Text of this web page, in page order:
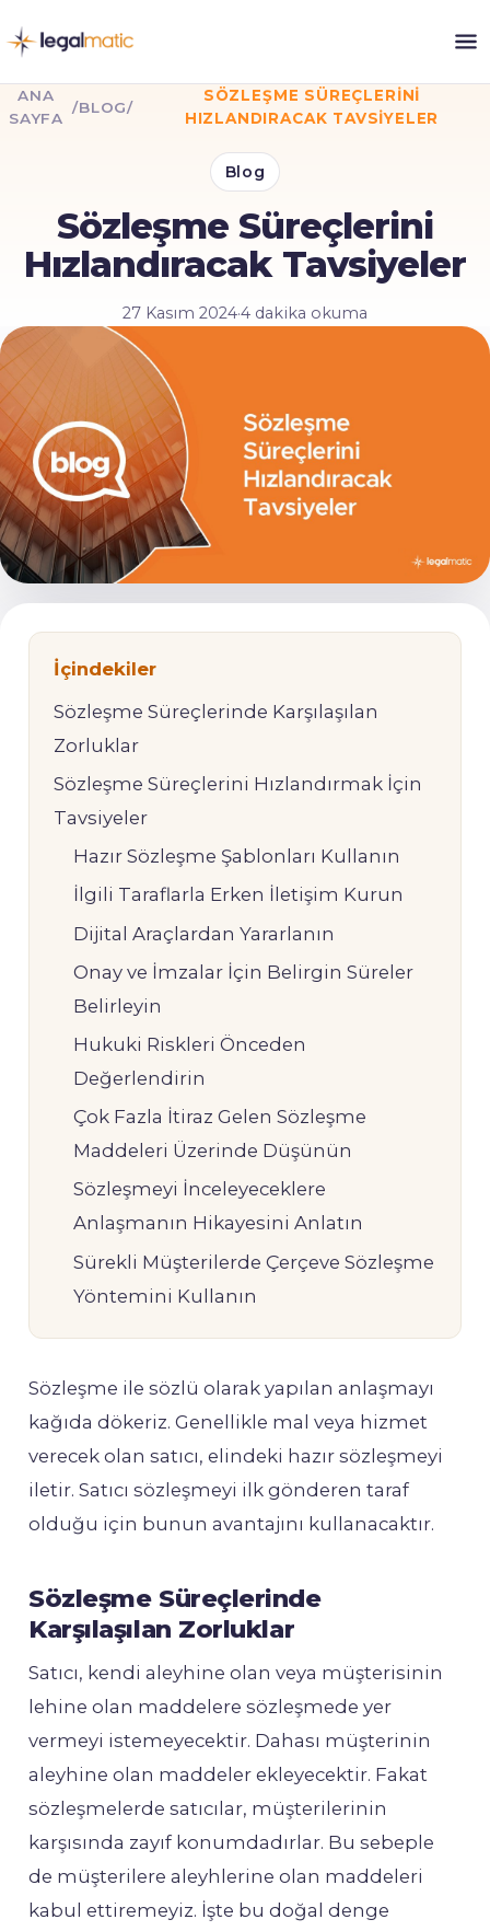
ANA
SAYFA
/BLOG/
SÖZLEŞME SÜREÇLERINI
HIZLANDIRACAK TAVSIYELER
Blog
Sözleşme Süreçlerini
Hızlandıracak Tavsiyeler
27 Kasım 2024·4 dakika okuma
İçindekiler
Sözleşme Süreçlerinde Karşılaşılan
Zorluklar
Sözleşme Süreçlerini Hızlandırmak İçin
Tavsiyeler
Hazır Sözleşme Şablonları Kullanın
İlgili Taraflarla Erken İletişim Kurun
Dijital Araçlardan Yararlanın
Onay ve İmzalar İçin Belirgin Süreler
Belirleyin
Hukuki Riskleri Önceden
Değerlendirin
Çok Fazla İtiraz Gelen Sözleşme
Maddeleri Üzerinde Düşünün
Sözleşmeyi İnceleyeceklere
Anlaşmanın Hikayesini Anlatın
Sürekli Müşterilerde Çerçeve Sözleşme
Yöntemini Kullanın
Sözleşme ile sözlü olarak yapılan anlaşmayı
kağıda dökeriz. Genellikle mal veya hizmet
verecek olan satıcı, elindeki hazır sözleşmeyi
iletir. Satıcı sözleşmeyi ilk gönderen taraf
olduğu için bunun avantajını kullanacaktır.
Sözleşme Süreçlerinde
Karşılaşılan Zorluklar
Satıcı, kendi aleyhine olan veya müşterisinin
lehine olan maddelere sözleşmede yer
vermeyi istemeyecektir. Dahası müşterinin
aleyhine olan maddeler ekleyecektir. Fakat
sözleşmelerde satıcılar, müşterilerinin
karşısında zayıf konumdadırlar. Bu sebeple
de müşterilere aleyhlerine olan maddeleri
kabul ettiremeyiz. İşte bu doğal denge